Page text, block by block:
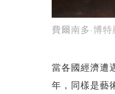
費爾南多·博
當各國經濟遭
年，同樣是藝